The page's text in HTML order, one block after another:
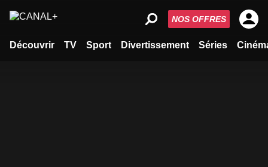
Découvrir TV Sport Divertissement Séries
NOS OFFRES